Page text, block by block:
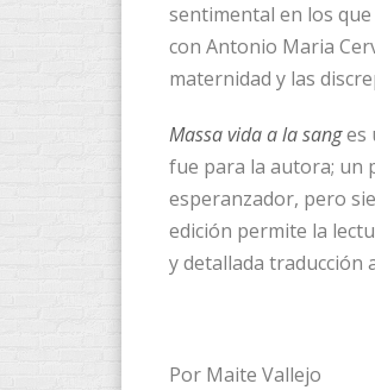
sentimental en los
con Antonio Maria
maternidad y las
Massa vida a la sanges
fue para la autora; un
esperanzador, pero
edición permite la
y detallada traducción
Por Maite Vallejo